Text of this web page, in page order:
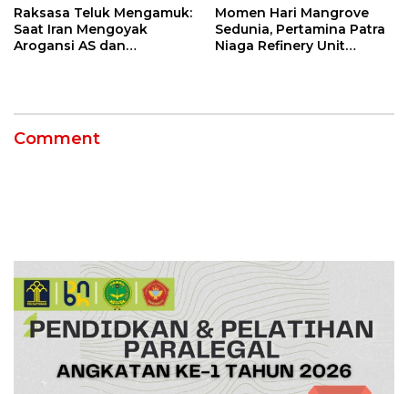
Raksasa Teluk Mengamuk:
Saat Iran Mengoyak
Arogansi AS dan
Momen Hari Mangrove
Sedunia, Pertamina Patra
Niaga Refinery Unit
Nyata dan Inovasi
Comment